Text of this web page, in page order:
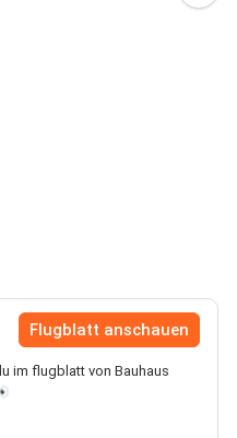
Flugblatt anschauen
im flugblatt von Bauhaus